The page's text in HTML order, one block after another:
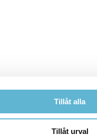
Tillåt alla
Tillåt urval